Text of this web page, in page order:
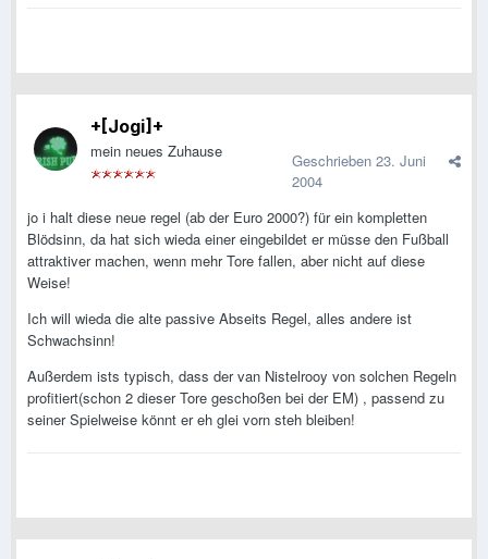
+[Jogi]+
mein neues Zuhause Geschrieben 23. Juni
2004
jo i halt diese neue regel (ab der Euro 2000?) für ein kompletten
Blödsinn, da hat sich wieda einer eingebildet er müsse den Fußball
attraktiver machen, wenn mehr Tore fallen, aber nicht auf diese
Weise!
Ich will wieda die alte passive Abseits Regel, alles andere ist
Schwachsinn!
Außerdem ists typisch, dass der van Nistelrooy von solchen Regeln
profitiert(schon 2 dieser Tore geschoßen bei der EM) , passend zu
seiner Spielweise könnt er eh glei vorn steh bleiben!